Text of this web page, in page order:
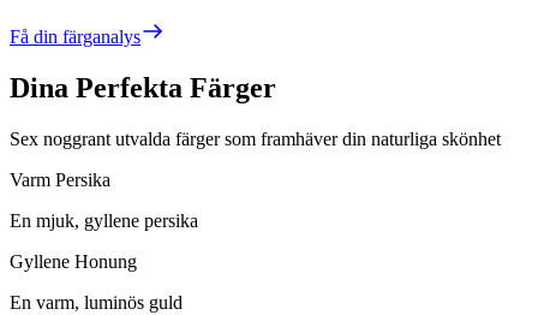
Få din färganalys
Dina Perfekta Färger
Sex noggrant utvalda färger som framhäver din naturliga skönhet
Varm Persika
En mjuk, gyllene persika
Gyllene Honung
En varm, luminös guld